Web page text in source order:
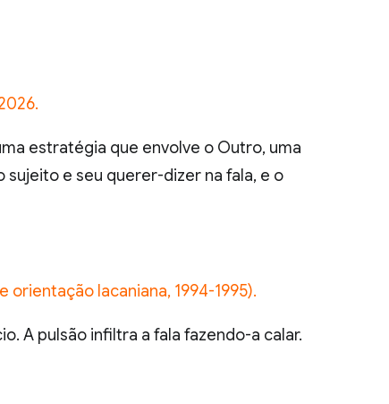
estratégia que envolve o Outro, uma
e seu querer-dizer na fala, e o
orientação lacaniana, 1994-1995).
A pulsão infiltra a fala fazendo-a calar.